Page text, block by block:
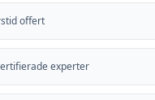
offert
experter